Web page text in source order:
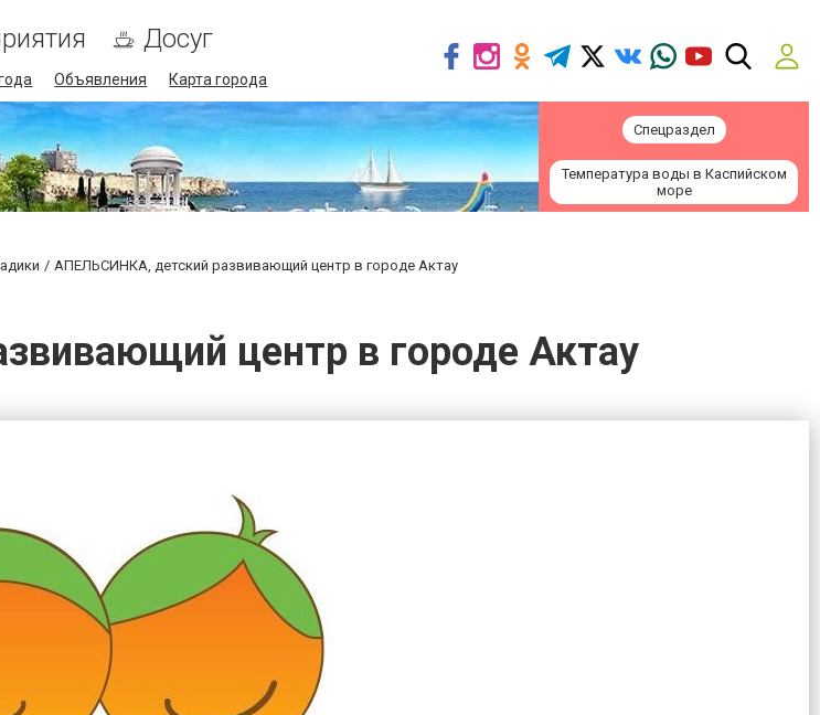
Досуг
Объявления Карта города
Спецраздел
Температура воды в Каспийском
море
АПЕЛЬСИНКА, детский развивающий центр в городе Актау
центр в городе Актау